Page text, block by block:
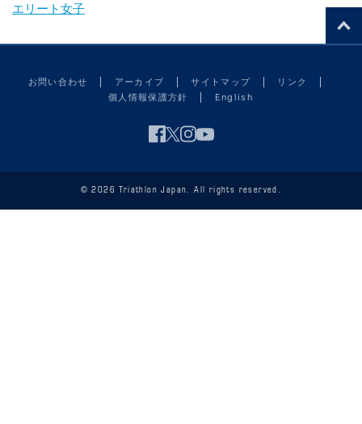
エリート女子
お問い合わせ アーカイブ サイトマップ
リンク
個人情報保護方針
English
© 2026 Triathlon Japan. All rights reserved.